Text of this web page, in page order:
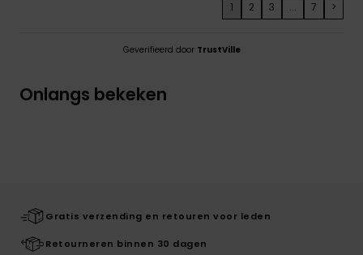
1 2 3 ... 7 >
Geverifieerd door TrustVille
Onlangs bekeken
Gratis verzending en retouren voor leden
Retourneren binnen 30 dagen